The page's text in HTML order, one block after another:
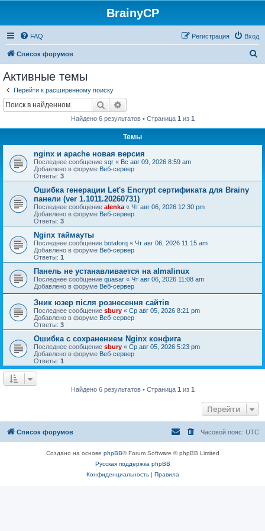
BrainyCP
FAQ Вход
Регистрация
Список форумов
Активные темы
Перейти к расширенному поиску
Поиск
Найдено 6 результатов • Страница 1 из 1
Темы
nginx и apache новая версия
Последнее сообщение sqr « Вс авг 09, 2026 8:59 am
Добавлено в форуме Веб-сервер
Ответы: 3
Ошибка генерации Let's Encrypt сертификата для Brainy
панели (ver 1.1011.20260731)
Последнее сообщение alenka « Чт авг 06, 2026 12:30 pm
Добавлено в форуме Веб-сервер
Ответы: 3
Nginx таймауты
Последнее сообщение botaforq « Чт авг 06, 2026 11:15 am
Добавлено в форуме Веб-сервер
Ответы: 1
Панель не устанавливается на almalinux
Последнее сообщение quasar « Чт авг 06, 2026 11:08 am
Добавлено в форуме Веб-сервер
Зник юзер після рознесення сайтів
Последнее сообщение sbury « Ср авг 05, 2026 8:21 pm
Добавлено в форуме Веб-сервер
Ответы: 3
Ошибка с сохранением Nginx конфига
Последнее сообщение sbury « Ср авг 05, 2026 5:23 pm
Добавлено в форуме Веб-сервер
Ответы: 1
Найдено 6 результатов • Страница 1 из 1
Перейти
Список форумов Часовой пояс: UTC
Создано на основе phpBB® Forum Software © phpBB Limited
Русская поддержка phpBB
Конфиденциальность| Правила